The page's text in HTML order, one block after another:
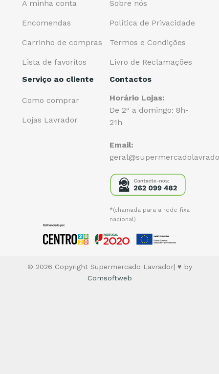
A minha conta
Encomendas
Carrinho de compras
Lista de favoritos
Sobre nós
Política de Privacidade
Termos e Condições
Livro de Reclamações
Serviço ao cliente
Como comprar
Lojas Lavrador
Contactos
Horário Lojas:
De 2ª a domingo: 8h-
21h
Email:
*(chamada para a rede fixa
nacional)
© 2026 Copyright Supermercado Lavrador| ♥ by
Comsoftweb